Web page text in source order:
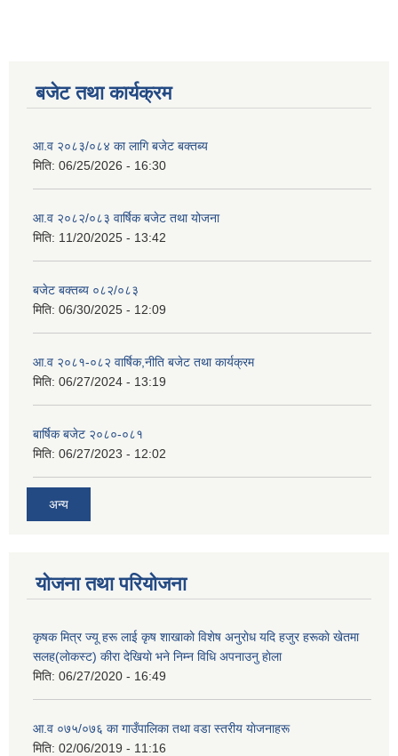
बजेट तथा कार्यक्रम
आ.व २०८३/०८४ का लागि बजेट बक्तब्य
मिति: 06/25/2026 - 16:30
आ.व २०८२/०८३ वार्षिक बजेट तथा योजना
मिति: 11/20/2025 - 13:42
बजेट बक्तब्य ०८२/०८३
मिति: 06/30/2025 - 12:09
आ.व २०८१-०८२ वार्षिक,नीति बजेट तथा कार्यक्रम
मिति: 06/27/2024 - 13:19
बार्षिक बजेट २०८०-०८१
मिति: 06/27/2023 - 12:02
अन्य
योजना तथा परियोजना
कृषक मित्र ज्यू हरू लाई कृष शाखाकाे विशेष अनुराेध यदि हजुर हरूकाे खेतमा
सलह(लाेकस्ट) कीरा देखियाे भने निम्न विधि अपनाउनु हाेला
मिति: 06/27/2020 - 16:49
आ‍.व ०७५/०७६ का गाउँपालिका तथा वडा स्तरीय याेजनाहरू
मिति: 02/06/2019 - 11:16